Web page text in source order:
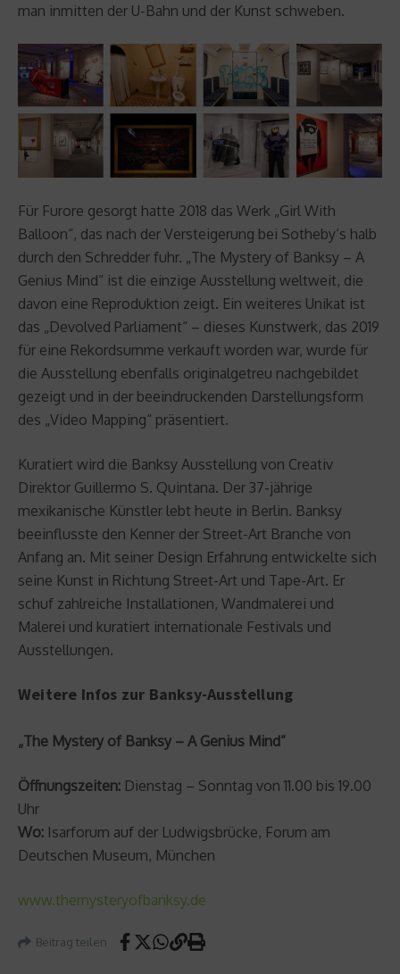
man inmitten der U-Bahn und der Kunst schweben.
Für Furore gesorgt hatte 2018 das Werk „Girl With
Balloon“, das nach der Versteigerung bei Sotheby‘s halb
durch den Schredder fuhr. „The Mystery of Banksy – A
Genius Mind“ ist die einzige Ausstellung weltweit, die
davon eine Reproduktion zeigt. Ein weiteres Unikat ist
das „Devolved Parliament“ – dieses Kunstwerk, das 2019
für eine Rekordsumme verkauft worden war, wurde für
die Ausstellung ebenfalls originalgetreu nachgebildet
gezeigt und in der beeindruckenden Darstellungsform
des „Video Mapping“ präsentiert.
Kuratiert wird die Banksy Ausstellung von Creativ
Direktor Guillermo S. Quintana. Der 37-jährige
mexikanische Künstler lebt heute in Berlin. Banksy
beeinflusste den Kenner der Street-Art Branche von
Anfang an. Mit seiner Design Erfahrung entwickelte sich
seine Kunst in Richtung Street-Art und Tape-Art. Er
schuf zahlreiche Installationen, Wandmalerei und
Malerei und kuratiert internationale Festivals und
Ausstellungen.
Weitere Infos zur Banksy-Ausstellung
„The Mystery of Banksy – A Genius Mind”
Öffnungszeiten: Dienstag – Sonntag von 11.00 bis 19.00
Uhr
Wo: Isarforum auf der Ludwigsbrücke, Forum am
Deutschen Museum, München
www.themysteryofbanksy.de
Beitrag teilen